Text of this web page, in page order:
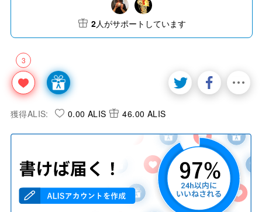
3
2人がサポートしています
獲得ALIS: 0.00 ALIS 46.00 ALIS